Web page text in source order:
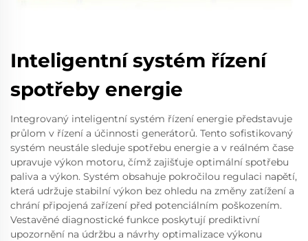
Inteligentní systém řízení
spotřeby energie
Integrovaný inteligentní systém řízení energie představuje
průlom v řízení a účinnosti generátorů. Tento sofistikovaný
systém neustále sleduje spotřebu energie a v reálném čase
upravuje výkon motoru, čímž zajišťuje optimální spotřebu
paliva a výkon. Systém obsahuje pokročilou regulaci napětí,
která udržuje stabilní výkon bez ohledu na změny zatížení a
chrání připojená zařízení před potenciálním poškozením.
Vestavěné diagnostické funkce poskytují prediktivní
upozornění na údržbu a návrhy optimalizace výkonu